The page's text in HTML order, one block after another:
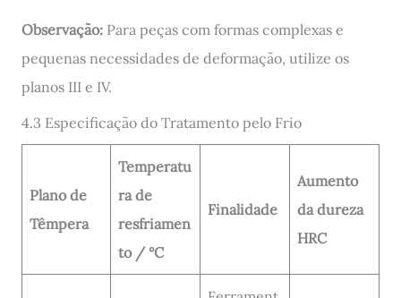
Observação: Para peças com formas complexas e
pequenas necessidades de deformação, utilize os
planos III e IV.
4.3 Especificação do Tratamento pelo Frio
Plano de
Têmpera
Temperatu
ra de
resfriamen
to / °C
Finalidade
Aumento
da dureza
HRC